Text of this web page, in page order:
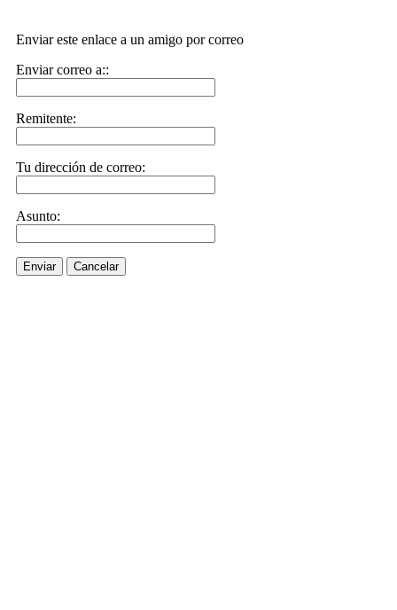
Enviar este enlace a un amigo por correo
Enviar correo a::
Remitente:
Tu dirección de correo:
Asunto:
Enviar Cancelar